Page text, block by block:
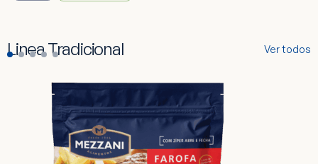
Linea Tradicional Ver todos